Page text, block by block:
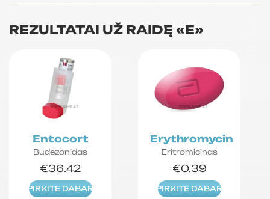
REZULTATAI UŽ RAIDĘ «E»
Entocort
Budezonidas
€36.42
PIRKITE DABAR
Erythromycin
Eritromicinas
€0.39
PIRKITE DABAR